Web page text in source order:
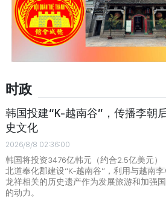
时政
韩国投建“K-越南谷”，传播李朝
史文化
2026/8/8 02:36:00
韩国将投资3476亿韩元（约合2.5亿美元）
北道奉化郡建设“K-越南谷”，利用与越南
龙祥相关的历史遗产作为发展旅游和加强
的动力。